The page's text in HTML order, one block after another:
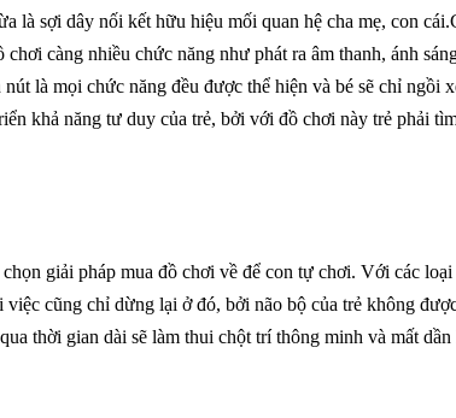
là sợi dây nối kết hữu hiệu mối quan hệ cha mẹ, con
càng nhiều chức năng như phát ra âm thanh, ánh
là mọi chức năng đều được thể hiện và bé sẽ chỉ ngồi
khả năng tư duy của trẻ, bởi với đồ chơi này trẻ phải
giải pháp mua đồ chơi về để con tự chơi. Với các
cũng chỉ dừng lại ở đó, bởi não bộ của trẻ không
thời gian dài sẽ làm thui chột trí thông minh và mất dần